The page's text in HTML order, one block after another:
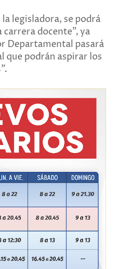
legisladora, se podrá
carrera docente", ya
Departamental pasará
que podrán aspirar los